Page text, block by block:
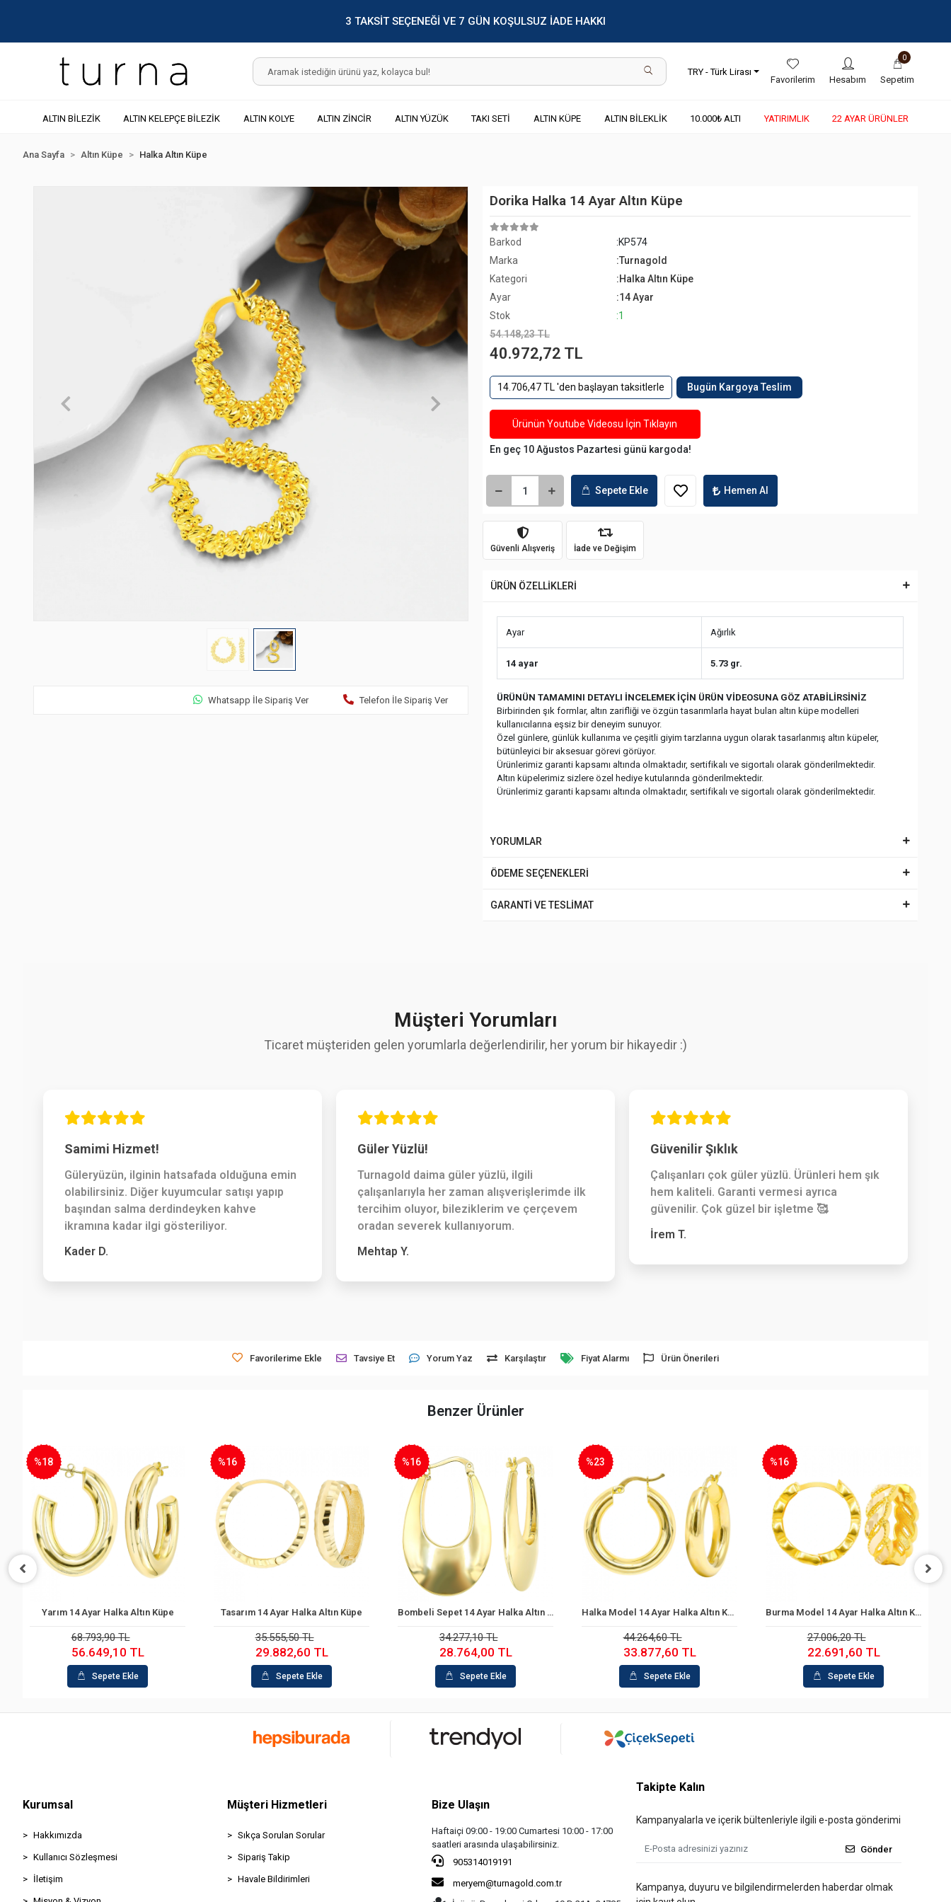
3 TAKSİT SEÇENEĞİ VE 7 GÜN KOŞULSUZ İADE HAKKI
TRY - Türk Lirası
Favorilerim Hesabım
0
Sepetim
ALTIN BİLEZİK ALTIN KELEPÇE BİLEZİK ALTIN KOLYE ALTIN ZİNCİR ALTIN YÜZÜK TAKI SETİ ALTIN KÜPE ALTIN BİLEKLİK 10.000₺ ALTI YATIRIMLIK 22 AYAR ÜRÜNLER
Ana Sayfa Altın Küpe Halka Altın Küpe
Whatsapp İle Sipariş Ver Telefon İle Sipariş Ver
Dorika Halka 14 Ayar Altın Küpe
Barkod
:KP574
Marka
:Turnagold
Kategori
:Halka Altın Küpe
Ayar
:14 Ayar
Stok
:1
54.148,23 TL
40.972,72 TL
14.706,47 TL 'den başlayan taksitlerle Bugün Kargoya Teslim
Ürünün Youtube Videosu İçin Tıklayın
En geç 10 Ağustos Pazartesi günü kargoda!
Sepete Ekle Hemen Al
Güvenli Alışveriş İade ve Değişim
ÜRÜN ÖZELLİKLERİ
Ayar Ağırlık
14 ayar 5.73 gr.
ÜRÜNÜN TAMAMINI DETAYLI İNCELEMEK İÇİN ÜRÜN VİDEOSUNA GÖZ ATABİLİRSİNİZ
Birbirinden şık formlar, altın zarifliği ve özgün tasarımlarla hayat bulan altın küpe modelleri
kullanıcılarına eşsiz bir deneyim sunuyor.
Özel günlere, günlük kullanıma ve çeşitli giyim tarzlarına uygun olarak tasarlanmış altın küpeler,
bütünleyici bir aksesuar görevi görüyor.
Ürünlerimiz garanti kapsamı altında olmaktadır, sertifikalı ve sigortalı olarak gönderilmektedir.
Altın küpelerimiz sizlere özel hediye kutularında gönderilmektedir.
Ürünlerimiz garanti kapsamı altında olmaktadır, sertifikalı ve sigortalı olarak gönderilmektedir.
YORUMLAR
ÖDEME SEÇENEKLERİ
GARANTİ VE TESLİMAT
Müşteri Yorumları
Ticaret müşteriden gelen yorumlarla değerlendirilir, her yorum bir hikayedir :)
Samimi Hizmet!
Güleryüzün, ilginin hatsafada olduğuna emin
olabilirsiniz. Diğer kuyumcular satışı yapıp
başından salma derdindeyken kahve
ikramına kadar ilgi gösteriliyor.
Kader D.
Güler Yüzlü!
Turnagold daima güler yüzlü, ilgili
çalışanlarıyla her zaman alışverişlerimde ilk
tercihim oluyor, bileziklerim ve çerçevem
oradan severek kullanıyorum.
Mehtap Y.
Güvenilir Şıklık
Çalışanları çok güler yüzlü. Ürünleri hem şık
hem kaliteli. Garanti vermesi ayrıca
güvenilir. Çok güzel bir işletme 🥰
İrem T.
Favorilerime Ekle Tavsiye Et Yorum Yaz Karşılaştır Fiyat Alarmı Ürün Önerileri
Benzer Ürünler
Sepete Ekle
Yarım 14 Ayar Halka Altın Küpe
%18
68.793,90 TL
56.649,10 TL
Sepete Ekle
Sepete Ekle
Tasarım 14 Ayar Halka Altın Küpe
%16
35.555,50 TL
29.882,60 TL
Sepete Ekle
Sepete Ekle
Bombeli Sepet 14 Ayar Halka Altın Küpe
%16
34.277,10 TL
28.764,00 TL
Sepete Ekle
Sepete Ekle
Halka Model 14 Ayar Halka Altın Küpe
%23
44.264,60 TL
33.877,60 TL
Sepete Ekle
Sepete Ekle
Burma Model 14 Ayar Halka Altın Küpe
%16
27.006,20 TL
22.691,60 TL
Sepete Ekle
Kurumsal
Hakkımızda
Kullanıcı Sözleşmesi
İletişim
Müşteri Hizmetleri
Sıkça Sorulan Sorular
Sipariş Takip
Havale Bildirimleri
Bize Ulaşın
Haftaiçi 09:00 - 19:00 Cumartesi 10:00 - 17:00
saatleri arasında ulaşabilirsiniz.
905314019191
meryem@turnagold.com.tr
Takipte Kalın
Kampanyalarla ve içerik bültenleriyle ilgili e-posta gönderimi
Gönder
Kampanya, duyuru ve bilgilendirmelerden haberdar olmak